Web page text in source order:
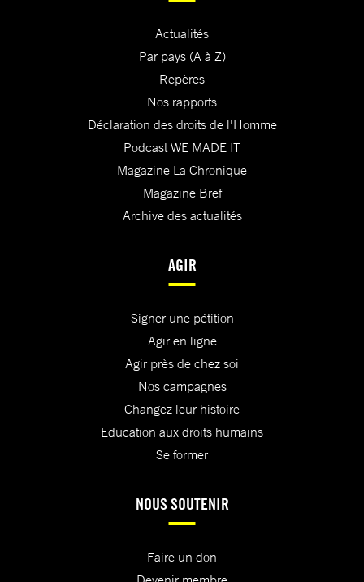
Actualités
Par pays (A à Z)
Repères
Nos rapports
Déclaration des droits de l'Homme
Podcast WE MADE IT
Magazine La Chronique
Magazine Bref
Archive des actualités
AGIR
Signer une pétition
Agir en ligne
Agir près de chez soi
Nos campagnes
Changez leur histoire
Education aux droits humains
Se former
NOUS SOUTENIR
Faire un don